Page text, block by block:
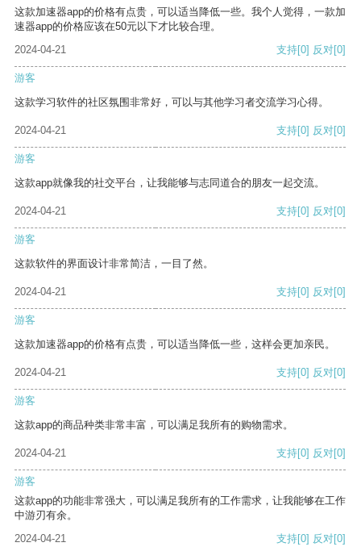
这款加速器app的价格有点贵，可以适当降低一些。我个人觉得，一款加
速器app的价格应该在50元以下才比较合理。
2024-04-21
支持[0] 反对[0]
游客
这款学习软件的社区氛围非常好，可以与其他学习者交流学习心得。
2024-04-21 支持[0] 反对[0]
游客
这款app就像我的社交平台，让我能够与志同道合的朋友一起交流。
2024-04-21 支持[0] 反对[0]
游客
这款软件的界面设计非常简洁，一目了然。
2024-04-21 支持[0] 反对[0]
游客
这款加速器app的价格有点贵，可以适当降低一些，这样会更加亲民。
2024-04-21 支持[0] 反对[0]
游客
这款app的商品种类非常丰富，可以满足我所有的购物需求。
2024-04-21 支持[0] 反对[0]
游客
这款app的功能非常强大，可以满足我所有的工作需求，让我能够在工作
中游刃有余。
2024-04-21
支持[0] 反对[0]